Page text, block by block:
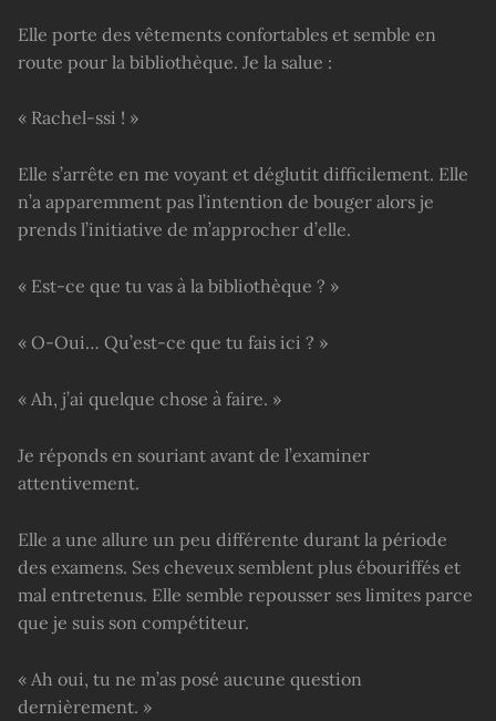
Elle porte des vêtements confortables et semble en
route pour la bibliothèque. Je la salue :
« Rachel-ssi ! »
Elle s’arrête en me voyant et déglutit difficilement. Elle
n’a apparemment pas l’intention de bouger alors je
prends l’initiative de m’approcher d’elle.
« Est-ce que tu vas à la bibliothèque ? »
« O-Oui… Qu’est-ce que tu fais ici ? »
« Ah, j’ai quelque chose à faire. »
Je réponds en souriant avant de l’examiner
attentivement.
Elle a une allure un peu différente durant la période
des examens. Ses cheveux semblent plus ébouriffés et
mal entretenus. Elle semble repousser ses limites parce
que je suis son compétiteur.
« Ah oui, tu ne m’as posé aucune question
dernièrement. »